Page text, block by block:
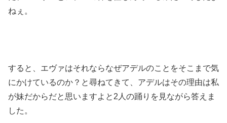
ねぇ。
すると、エヴァはそれならなぜアデルのことをそこまで気
にかけているのか？と尋ねてきて、アデルはその理由は私
が妹だからだと思いますよと2人の踊りを見ながら答えま
した。